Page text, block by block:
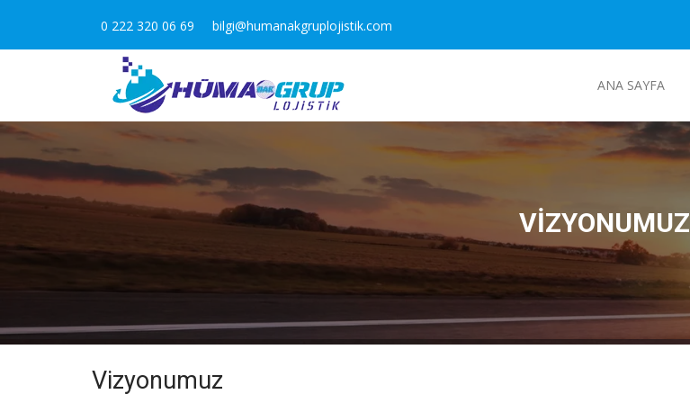
0 222 320 06 69 bilgi@humanakgruplojistik.com
ANA SAYFA
VIZYONUMUZ
Vizyonumuz